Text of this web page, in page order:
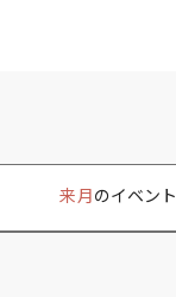
来月のイベント